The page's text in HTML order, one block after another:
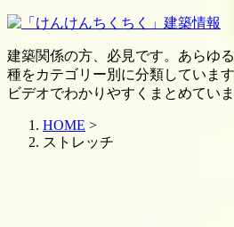
建築関係の方、必見です。あらゆ
種をカテゴリー別に分類していま
ビデオでわかりやすくまとめていま
HOME >
ストレッチ